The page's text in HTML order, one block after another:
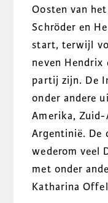
Oosten van
Schröder en
start, terwijl
neven Hendrix
partij zijn. De
onder andere
Amerika,
Argentinië. De
wederom veel
met onder
Katharina